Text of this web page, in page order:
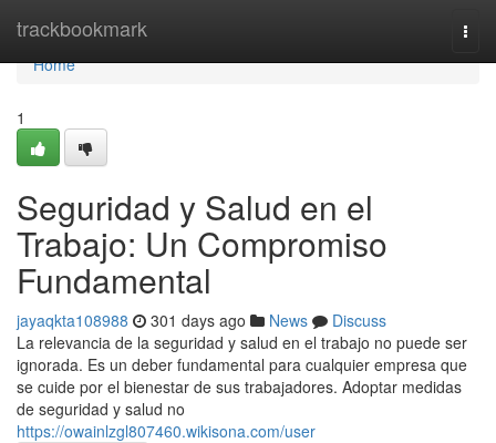
trackbookmark
Home
Home
1
Seguridad y Salud en el
Trabajo: Un Compromiso
Fundamental
jayaqkta108988 301 days ago News
Discuss
La relevancia de la seguridad y salud en el trabajo no puede ser
ignorada. Es un deber fundamental para cualquier empresa que
se cuide por el bienestar de sus trabajadores. Adoptar medidas
de seguridad y salud no
https://owainlzgl807460.wikisona.com/user